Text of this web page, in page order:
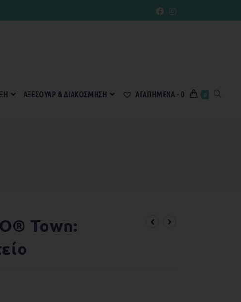
ΑΞΕΣΟΥΆΡ & ΔΙΑΚΌΣΜΗΣΗ ΑΓΑΠΗΜΈΝΑ - 0 0
Town: